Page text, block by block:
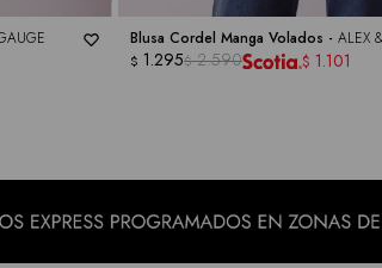
Blusa Cordel Manga Volados - ALEX
$ 1.295$ 2.590 $ 1.101